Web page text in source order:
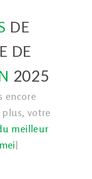
DE
DE
2025
encore
plus, votre
meilleur